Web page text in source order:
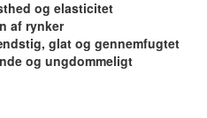
og elasticitet
af rynker
glat og gennemfugtet
og ungdommeligt